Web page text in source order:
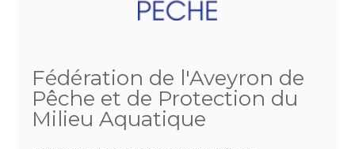
Fédération de l'Aveyron de
Pêche et de Protection du
Milieu Aquatique